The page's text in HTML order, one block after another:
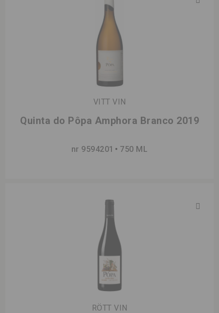
VITT VIN
Quinta do Pôpa Amphora Branco 2019
nr 9594201 750 ML
RÖTT VIN